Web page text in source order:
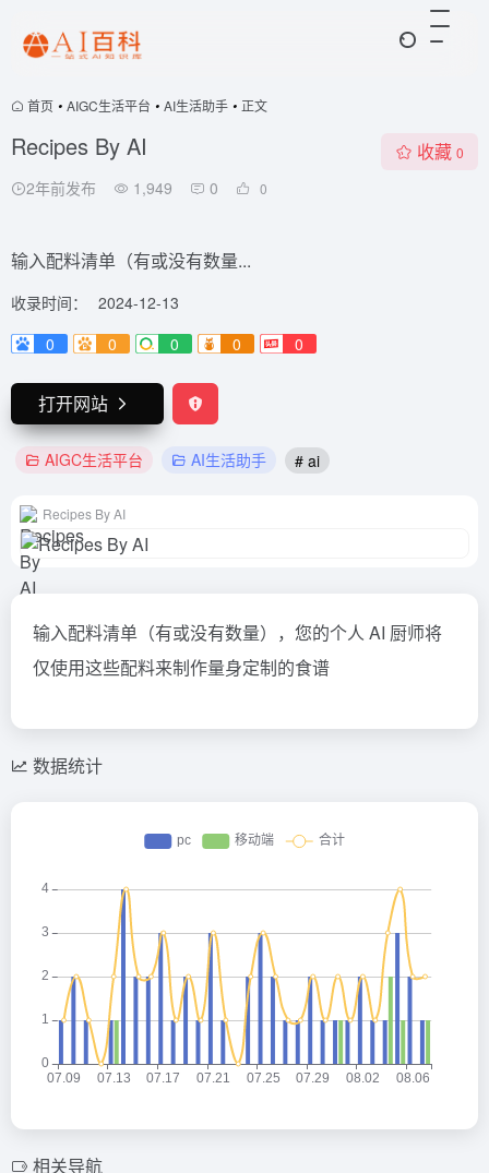
首页 • AIGC生活平台 • AI生活助手 • 正文
Recipes By AI
2年前发布 1,949 0 0
收藏 0
输入配料清单（有或没有数量...
收录时间：
2024-12-13
0
0 0 0 0
打开网站
AIGC生活平台 AI生活助手 # ai
Recipes By AI
输入配料清单（有或没有数量），您的个人 AI 厨师将
仅使用这些配料来制作量身定制的食谱
数据统计
相关导航